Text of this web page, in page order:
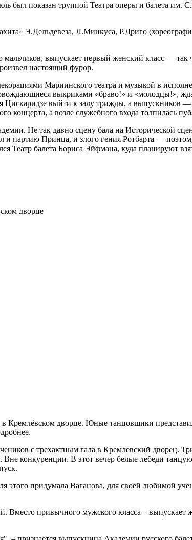
был показан труппой Театра оперы и балета
Э.Дельдевеза, Л.Минкуса, Р.Дриго
выпускает первый женский класс —
настоящий фурор.
Мариинского театра и музыкой в
выкриками «браво!» и «молодцы!»,
Цискаридзе выйти к залу трижды, а выпускников
концерта, а возле служебного входа толпилась
Не так давно сцену бала на Исторической
и партию Принца, и злого гения Ротбарта —
Театр балета Бориса Эйфмана, куда планируют
дворце
Кремлёвском дворце. Юные танцовщики
с трехактным гала в Кремлевский дворец.
конкуренции. В этот вечер белые лебеди
этого придумала Ваганова, для своей любимой
Вместо привычного мужского класса –